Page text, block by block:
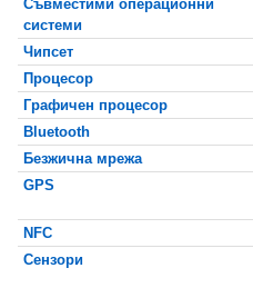
Съвместими операционни
системи
Чипсет
Процесор
Графичен процесор
Bluetooth
Безжична мрежа
GPS
NFC
Сензори